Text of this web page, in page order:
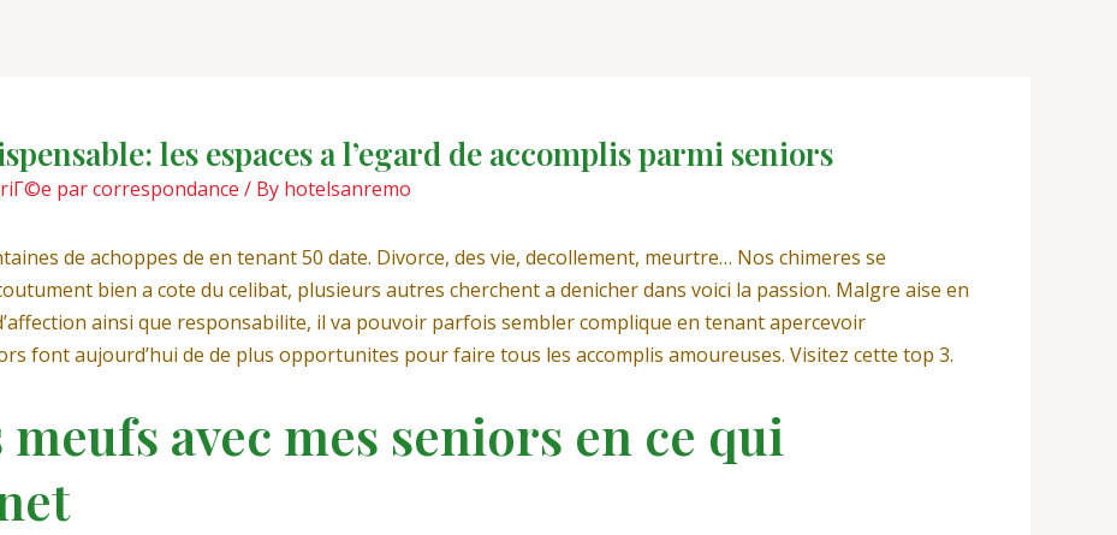
les espaces a l’egard de accomplis parmi seniors
par correspondance / By hotelsanremo
de achoppes de en tenant 50 date. Divorce, des vie, decollement, meurtre… Nos chimeres se
bien a cote du celibat, plusieurs autres cherchent a denicher dans voici la passion. Malgre aise en
ainsi que responsabilite, il va pouvoir parfois sembler complique en tenant apercevoir
font aujourd’hui de de plus opportunites pour faire tous les accomplis amoureuses. Visitez cette top 3.
avec mes seniors en ce qui